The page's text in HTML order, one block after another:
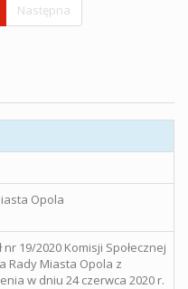
Następna
Opola
nr 19/2020 Komisji Społecznej
Rady Miasta Opola z
w dniu 24 czerwca 2020 r.